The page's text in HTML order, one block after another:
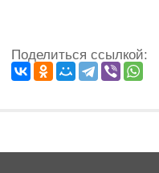
Поделиться ссылкой: